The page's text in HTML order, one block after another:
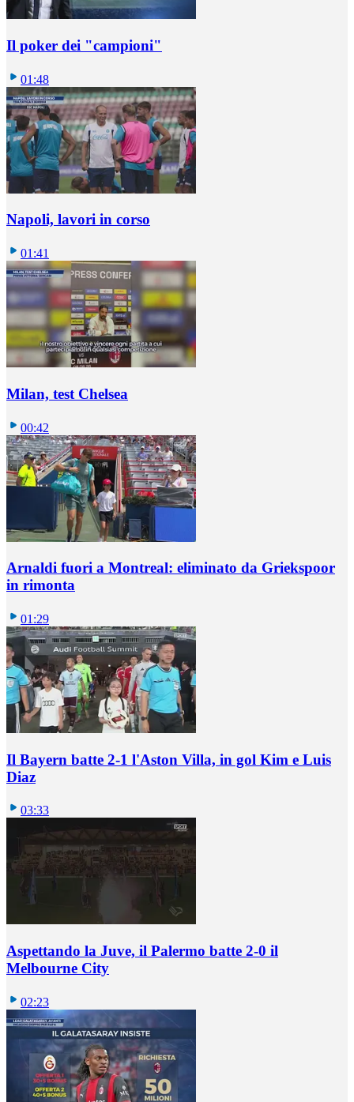
Il poker dei "campioni"
01:48
Napoli, lavori in corso
01:41
Milan, test Chelsea
00:42
Arnaldi fuori a Montreal: eliminato da Griekspoor
in rimonta
01:29
Il Bayern batte 2-1 l'Aston Villa, in gol Kim e Luis
Diaz
03:33
Aspettando la Juve, il Palermo batte 2-0 il
Melbourne City
02:23